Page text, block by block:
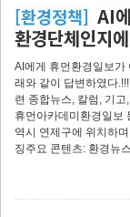
[환경정책] AI
환경단체인지
AI에게 휴먼환경일보
래와 같이 답변하였다
련 종합뉴스, 칼럼, 기
휴먼아카데미환경일보
역시 연제구에 위치하
징주요 콘텐츠: 환경뉴